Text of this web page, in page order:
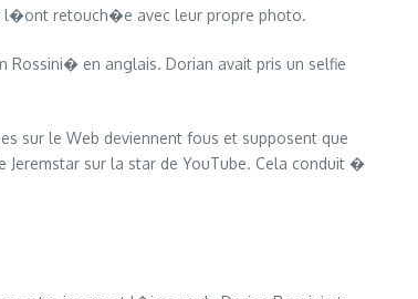
l�ont retouch�e avec leur propre photo.
en anglais. Dorian avait pris un selfie
sur le Web deviennent fous et supposent que
sur la star de YouTube. Cela conduit �